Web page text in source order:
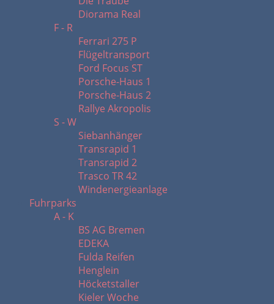
Diorama Real
F - R
Ferrari 275 P
Flügeltransport
Ford Focus ST
Porsche-Haus 1
Porsche-Haus 2
Rallye Akropolis
S - W
Siebanhänger
Transrapid 1
Transrapid 2
Trasco TR 42
Windenergieanlage
Fuhrparks
A - K
BS AG Bremen
EDEKA
Fulda Reifen
Henglein
Höcketstaller
Kieler Woche